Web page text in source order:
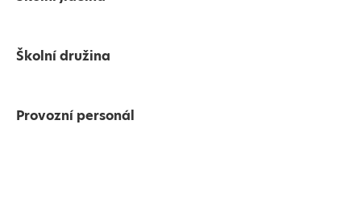
Školní družina
Provozní personál